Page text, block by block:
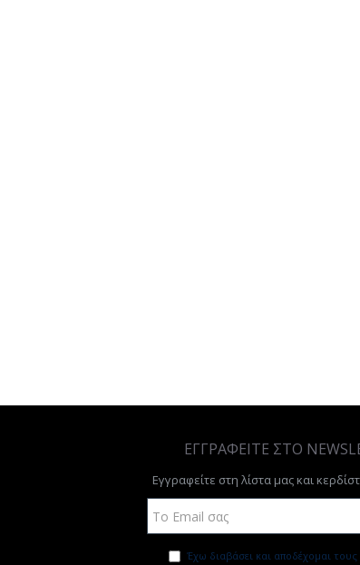
ΕΓΓΡΑΦΕΙΤΕ ΣΤΟ
Εγγραφείτε στη λίστα μας και
Έχω διαβάσει και αποδέχομαι